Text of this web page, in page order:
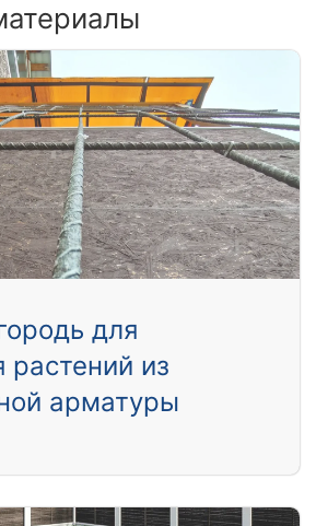
для
из
арматуры